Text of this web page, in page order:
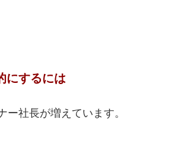
にするには
ー社長が増えています。